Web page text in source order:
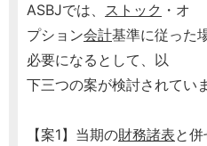
ASBJでは、 ストック ・オ
プション会計基準に従った
必要になるとして、以
下三つの案が検討されてい
【案1】当期の財務諸表と